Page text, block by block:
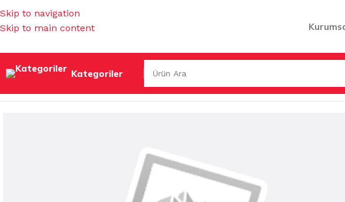
Skip to navigation
Skip to main content
Kategoriler
KOKULAR & TEMİZLEYİCİLER/ISLAK HAVLULAR/DR.WINCLEAN